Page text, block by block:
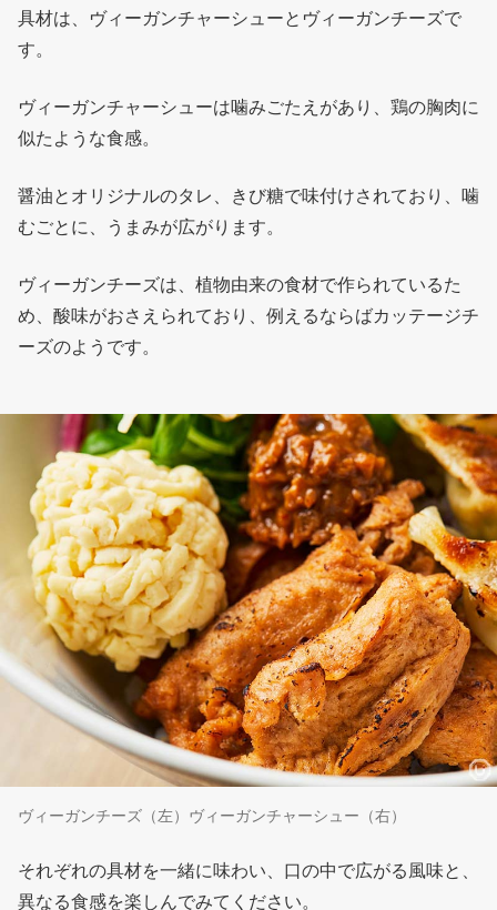
具材は、ヴィーガンチャーシューとヴィーガンチーズで
す。
ヴィーガンチャーシューは噛みごたえがあり、鶏の胸肉に
似たような食感。
醤油とオリジナルのタレ、きび糖で味付けされており、噛
むごとに、うまみが広がります。
ヴィーガンチーズは、植物由来の食材で作られているた
め、酸味がおさえられており、例えるならばカッテージチ
ーズのようです。
ヴィーガンチーズ（左）ヴィーガンチャーシュー（右）
それぞれの具材を一緒に味わい、口の中で広がる風味と、
異なる食感を楽しんでみてください。